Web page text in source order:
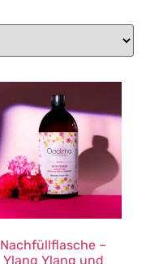
Nachfüllflasche –
Ylang Ylang und